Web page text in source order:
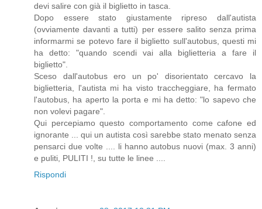
devi salire con già il biglietto in tasca.
Dopo essere stato giustamente ripreso dall'autista
(ovviamente davanti a tutti) per essere salito senza prima
informarmi se potevo fare il biglietto sull'autobus, questi mi
ha detto: "quando scendi vai alla biglietteria a fare il
biglietto".
Sceso dall'autobus ero un po' disorientato cercavo la
biglietteria, l'autista mi ha visto traccheggiare, ha fermato
l'autobus, ha aperto la porta e mi ha detto: "lo sapevo che
non volevi pagare".
Qui percepiamo questo comportamento come cafone ed
ignorante ... qui un autista così sarebbe stato menato senza
pensarci due volte .... li hanno autobus nuovi (max. 3 anni)
e puliti, PULITI !, su tutte le linee ....
Rispondi